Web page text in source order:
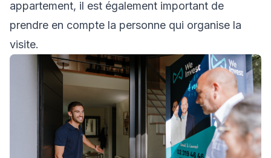
appartement, il est également important de
prendre en compte la personne qui organise la
visite.